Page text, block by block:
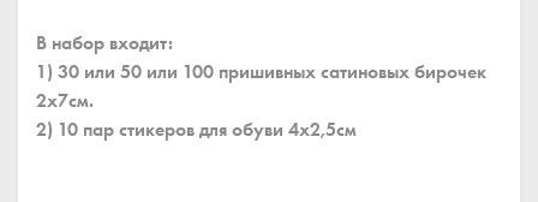
В набор входит:
1) 30 или 50 или 100 пришивных сатиновых бирочек
2x7см.
2) 10 пар стикеров для обуви 4x2,5см